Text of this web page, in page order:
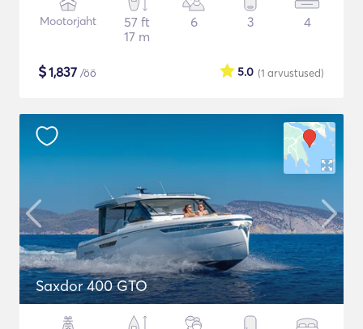
Mootorjaht
57 ft
17 m
6 3 4
$1,837 /öö (1 arvustused)
5.0
Saxdor 400 GTO